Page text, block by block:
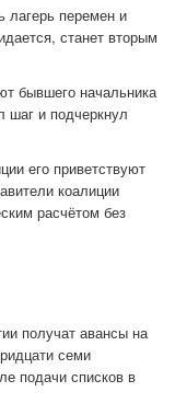
лагерь перемен и
станет вторым
бывшего начальника
шаг и подчеркнул
его приветствуют
коалиции
расчётом без
получат авансы на
семи
подачи списков в